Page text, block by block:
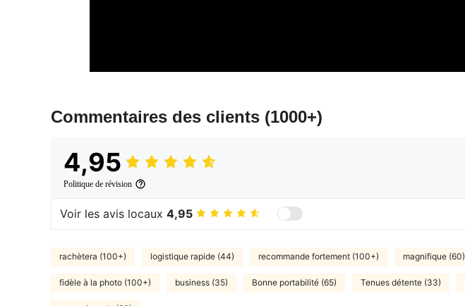
Commentaires des clients (1000+)
4,95
Politique de révision
Voir les avis locaux 4,95
rachètera (100+) logistique rapide (44) recommande fortement (100+) magnifique (60)
fidèle à la photo (100+) business (35) Bonne portabilité (65) Tenues détente (33)